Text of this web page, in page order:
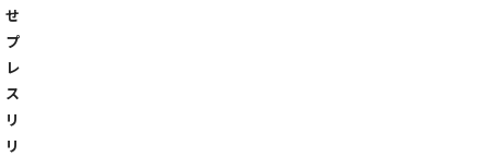
せ
プ
レ
ス
リ
リ